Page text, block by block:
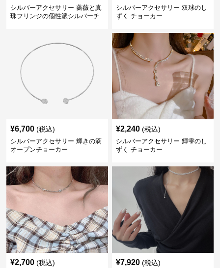
シルバーアクセサリー 薔薇と真
珠フリンジの個性派シルバーチ
シルバーアクセサリー 双球のし
ずく チョーカー
¥6,700 (税込)
シルバーアクセサリー 輝きの滴
オープンチョーカー
¥2,240 (税込)
シルバーアクセサリー 輝雫のし
ずく チョーカー
¥2,700 (税込) ¥7,920 (税込)